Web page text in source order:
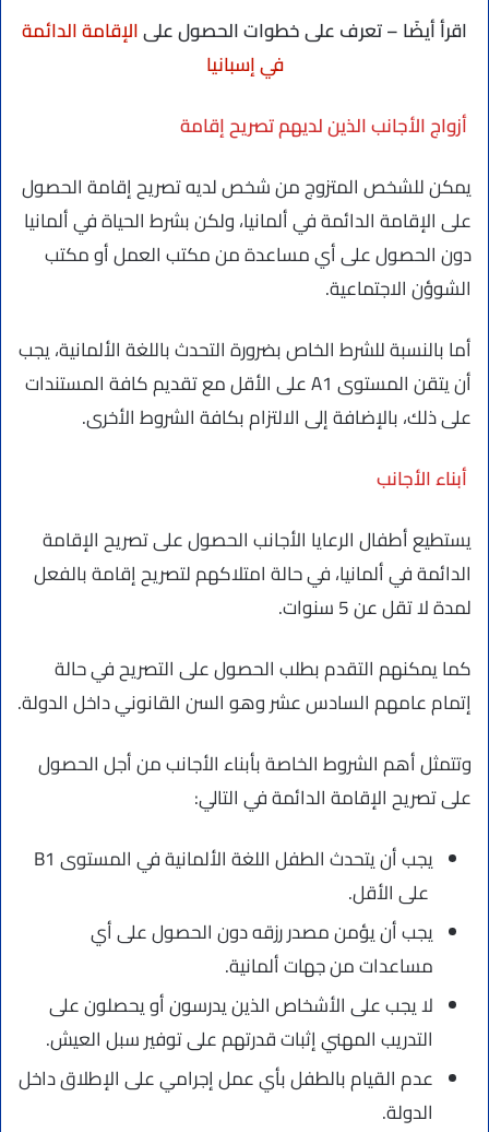
اقرأ أيضًا – تعرف على خطوات الحصول علىالإقامة الدائمة
في إسبانيا
أزواج الأجانب الذين لديهم تصريح إقامة
يمكن للشخص المتزوج من شخص لديه تصريح إقامة الحصول
على الإقامة الدائمة في ألمانيا، ولكن بشرط الحياة في ألمانيا
دون الحصول على أي مساعدة من مكتب العمل أو مكتب
الشوؤن الاجتماعية.
أما بالنسبة للشرط الخاص بضرورة التحدث باللغة الألمانية، يجب
أن يتقن المستوى A1 على الأقل مع تقديم كافة المستندات
على ذلك، بالإضافة إلى الالتزام بكافة الشروط الأخرى.
أبناء الأجانب
يستطيع أطفال الرعايا الأجانب الحصول على تصريح الإقامة
الدائمة في ألمانيا، في حالة امتلاكهم لتصريح إقامة بالفعل
لمدة لا تقل عن 5 سنوات.
كما يمكنهم التقدم بطلب الحصول على التصريح في حالة
إتمام عامهم السادس عشر وهو السن القانوني داخل الدولة.
وتتمثل أهم الشروط الخاصة بأبناء الأجانب من أجل الحصول
على تصريح الإقامة الدائمة في التالي:
يجب أن يتحدث الطفل اللغة الألمانية في المستوى B1
على الأقل.
يجب أن يؤمن مصدر رزقه دون الحصول على أي
مساعدات من جهات ألمانية.
لا يجب على الأشخاص الذين يدرسون أو يحصلون على
التدريب المهني إثبات قدرتهم على توفير سبل العيش.
عدم القيام بالطفل بأي عمل إجرامي على الإطلاق داخل
الدولة.